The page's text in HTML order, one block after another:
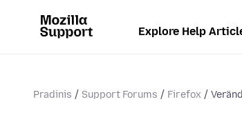
Explore Help
Pradinis Support Forums Firefox